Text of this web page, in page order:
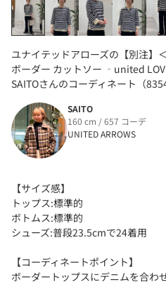
ユナイテッドアローズの【別注】
ボーダー カットソー ‐united
SAITOさんのコーディネート（
SAITO
160 cm / 657 コーデ
UNITED ARROWS
【サイズ感】
トップス:標準的
ボトムス:標準的
シューズ:普段23.5cmで24着用
【コーディネートポイント】
ボーダートップスにデニムを合わ